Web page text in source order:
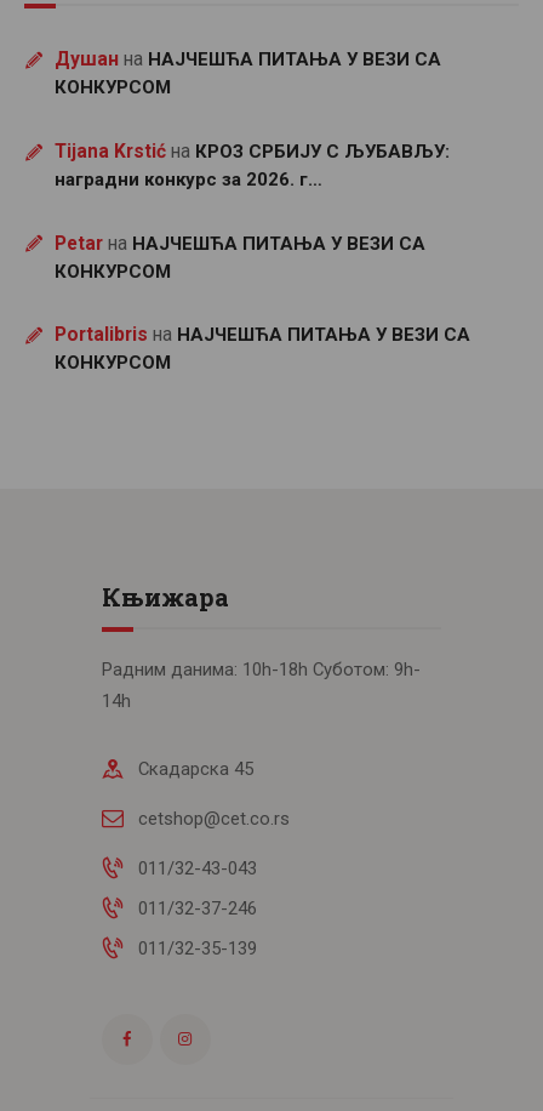
Душанна НАЈЧЕШЋА ПИТАЊА У ВЕЗИ СА
КОНКУРСОМ
Tijana Krstićна КРОЗ СРБИЈУ С ЉУБАВЉУ:
наградни конкурс за 2026. г…
Petarна НАЈЧЕШЋА ПИТАЊА У ВЕЗИ СА
КОНКУРСОМ
Portalibris на НАЈЧЕШЋА ПИТАЊА У ВЕЗИ СА
КОНКУРСОМ
Књижара
Радним данима: 10h-18h Суботом: 9h-
14h
Скадарска 45
cetshop@cet.co.rs
011/32-43-043
011/32-37-246
011/32-35-139